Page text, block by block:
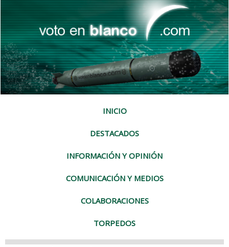
INICIO
DESTACADOS
INFORMACIÓN Y OPINIÓN
COMUNICACIÓN Y MEDIOS
COLABORACIONES
TORPEDOS